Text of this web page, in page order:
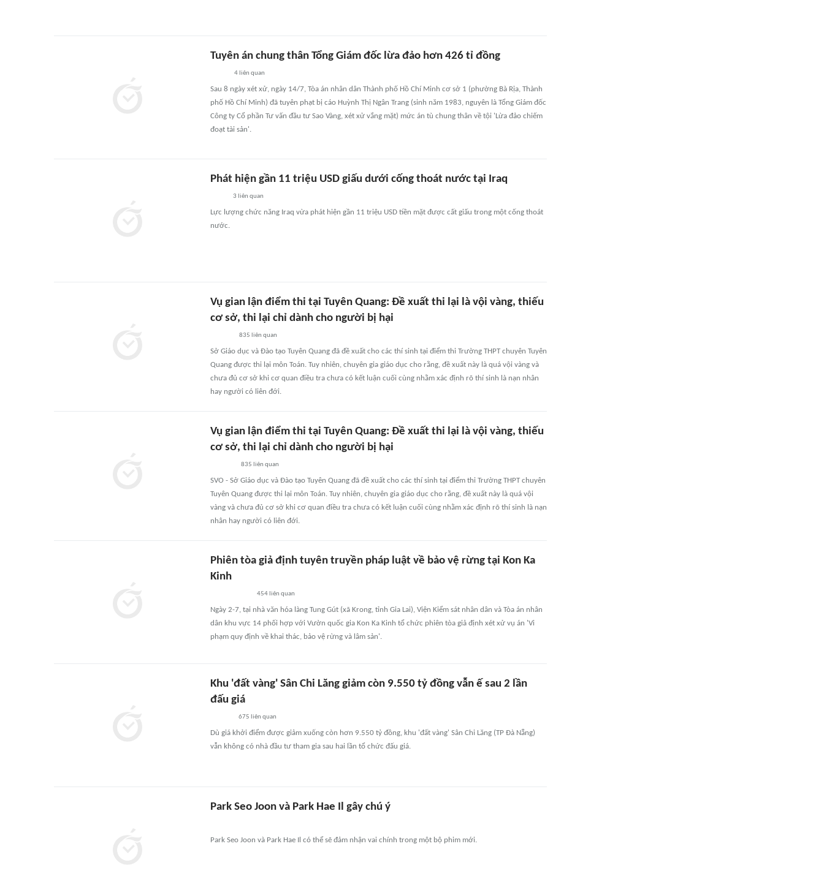
Tuyên án chung thân Tổng Giám đốc lừa đảo hơn 426 tỉ đồng
4 liên quan
Sau 8 ngày xét xử, ngày 14/7, Tòa án nhân dân Thành phố Hồ Chí Minh cơ sở 1 (phường Bà Rịa, Thành
phố Hồ Chí Minh) đã tuyên phạt bị cáo Huỳnh Thị Ngân Trang (sinh năm 1983, nguyên là Tổng Giám đốc
Công ty Cổ phần Tư vấn đầu tư Sao Vàng, xét xử vắng mặt) mức án tù chung thân về tội 'Lừa đảo chiếm
đoạt tài sản'.
Phát hiện gần 11 triệu USD giấu dưới cống thoát nước tại Iraq
3 liên quan
Lực lượng chức năng Iraq vừa phát hiện gần 11 triệu USD tiền mặt được cất giấu trong một cống thoát
nước.
Vụ gian lận điểm thi tại Tuyên Quang: Đề xuất thi lại là vội vàng, thiếu
cơ sở, thi lại chỉ dành cho người bị hại
835 liên quan
Sở Giáo dục và Đào tạo Tuyên Quang đã đề xuất cho các thí sinh tại điểm thi Trường THPT chuyên Tuyên
Quang được thi lại môn Toán. Tuy nhiên, chuyên gia giáo dục cho rằng, đề xuất này là quá vội vàng và
chưa đủ cơ sở khi cơ quan điều tra chưa có kết luận cuối cùng nhằm xác định rõ thí sinh là nạn nhân
hay người có liên đới.
Vụ gian lận điểm thi tại Tuyên Quang: Đề xuất thi lại là vội vàng, thiếu
cơ sở, thi lại chỉ dành cho người bị hại
835 liên quan
SVO - Sở Giáo dục và Đào tạo Tuyên Quang đã đề xuất cho các thí sinh tại điểm thi Trường THPT chuyên
Tuyên Quang được thi lại môn Toán. Tuy nhiên, chuyên gia giáo dục cho rằng, đề xuất này là quá vội
vàng và chưa đủ cơ sở khi cơ quan điều tra chưa có kết luận cuối cùng nhằm xác định rõ thí sinh là nạn
nhân hay người có liên đới.
Phiên tòa giả định tuyên truyền pháp luật về bảo vệ rừng tại Kon Ka
Kinh
454 liên quan
Ngày 2-7, tại nhà văn hóa làng Tung Gút (xã Krong, tỉnh Gia Lai), Viện Kiểm sát nhân dân và Tòa án nhân
dân khu vực 14 phối hợp với Vườn quốc gia Kon Ka Kinh tổ chức phiên tòa giả định xét xử vụ án 'Vi
phạm quy định về khai thác, bảo vệ rừng và lâm sản'.
Khu 'đất vàng' Sân Chi Lăng giảm còn 9.550 tỷ đồng vẫn ế sau 2 lần
đấu giá
675 liên quan
Dù giá khởi điểm được giảm xuống còn hơn 9.550 tỷ đồng, khu 'đất vàng' Sân Chi Lăng (TP Đà Nẵng)
vẫn không có nhà đầu tư tham gia sau hai lần tổ chức đấu giá.
Park Seo Joon và Park Hae Il gây chú ý
Park Seo Joon và Park Hae Il có thể sẽ đảm nhận vai chính trong một bộ phim mới.